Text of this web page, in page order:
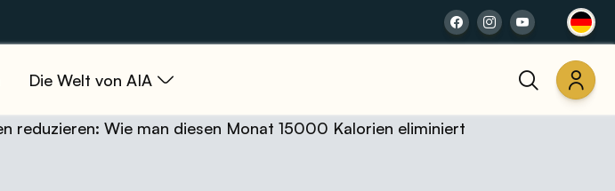
Die Welt von AIA